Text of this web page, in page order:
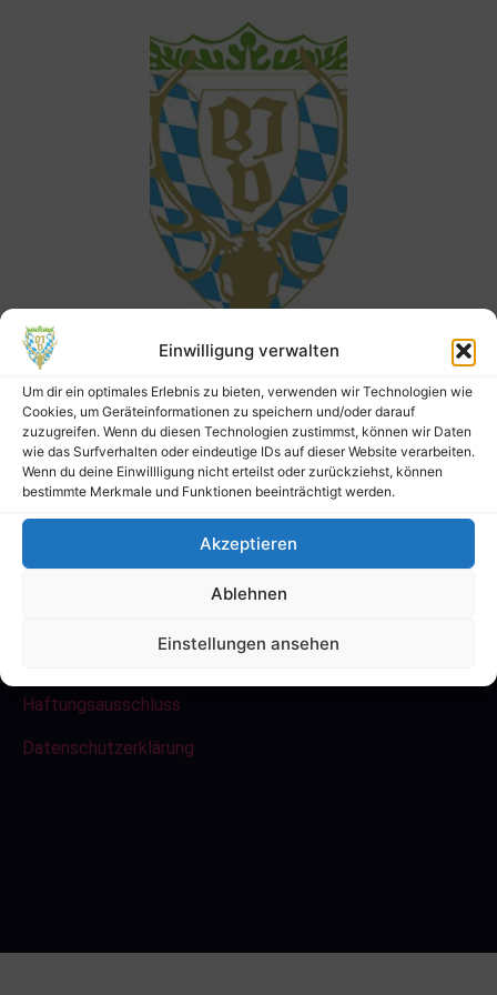
Einwilligung verwalten
Um dir ein optimales Erlebnis zu bieten, verwenden wir Technologien wie
Cookies, um Geräteinformationen zu speichern und/oder darauf
zuzugreifen. Wenn du diesen Technologien zustimmst, können wir Daten
wie das Surfverhalten oder eindeutige IDs auf dieser Website verarbeiten.
Wenn du deine Einwillligung nicht erteilst oder zurückziehst, können
bestimmte Merkmale und Funktionen beeinträchtigt werden.
Akzeptieren
Ablehnen
Einstellungen ansehen
Landesjagdverband Bayern
Kreisgruppe
Bad Kötzting
Haftungsausschluss
Datenschutzerklärung